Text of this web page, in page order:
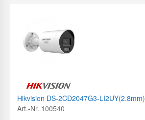
Hikvision DS-2CD2047G3-LI2UY(2.8mm)
Art.-Nr. 100540